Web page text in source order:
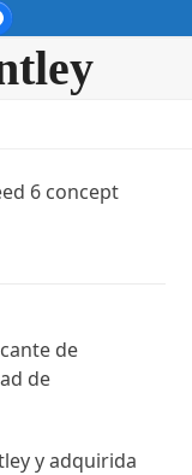
de
de
y adquirida